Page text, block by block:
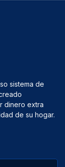
sistema de
dinero extra
de su hogar.